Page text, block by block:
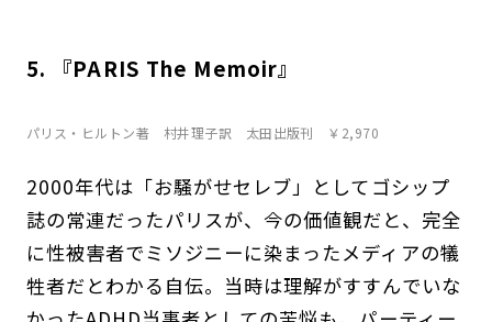
5. 『PARIS The Memoir』
パリス・ヒルトン著 村井理子訳 太田出版刊 ￥2,970
2000年代は「お騒がせセレブ」としてゴシップ
誌の常連だったパリスが、今の価値観だと、完全
に性被害者でミソジニーに染まったメディアの犠
牲者だとわかる自伝。当時は理解がすすんでいな